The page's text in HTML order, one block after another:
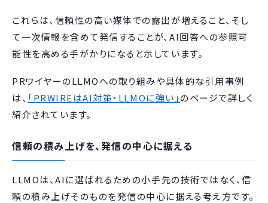
これらは、信頼性の高い媒体での露出が増えること、そし
て一次情報を含めて発信することが、AI回答への参照可
能性を高める手がかりになると示しています。
PRワイヤーのLLMOへの取り組みや具体的な引用事例
は、 「PRWIREはAI対策・LLMOに強い」のページで詳しく
紹介されています。
信頼の積み上げを、発信の中心に据える
LLMOは、AIに選ばれるための小手先の技術ではなく、信
頼の積み上げそのものを発信の中心に据える考え方です。